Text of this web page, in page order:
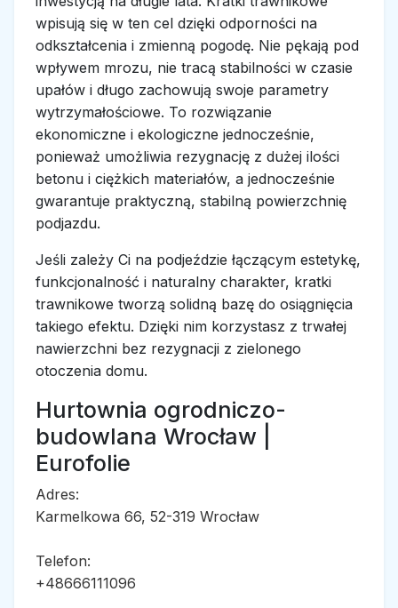
wpisują się w ten cel dzięki odporności na
odkształcenia i zmienną pogodę. Nie pękają pod
wpływem mrozu, nie tracą stabilności w czasie
upałów i długo zachowują swoje parametry
wytrzymałościowe. To rozwiązanie
ekonomiczne i ekologiczne jednocześnie,
ponieważ umożliwia rezygnację z dużej ilości
betonu i ciężkich materiałów, a jednocześnie
gwarantuje praktyczną, stabilną powierzchnię
podjazdu.
Jeśli zależy Ci na podjeździe łączącym estetykę,
funkcjonalność i naturalny charakter, kratki
trawnikowe tworzą solidną bazę do osiągnięcia
takiego efektu. Dzięki nim korzystasz z trwałej
nawierzchni bez rezygnacji z zielonego
otoczenia domu.
Hurtownia ogrodniczo-
budowlana Wrocław |
Eurofolie
Adres:
Karmelkowa 66, 52-319 Wrocław
Telefon:
+48666111096